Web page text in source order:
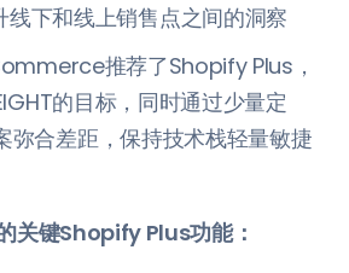
线下和线上销售点之间的洞察
推荐了Shopify Plus，
的目标，同时通过少量定
弥合差距，保持技术栈轻量敏捷
关键Shopify Plus功能：